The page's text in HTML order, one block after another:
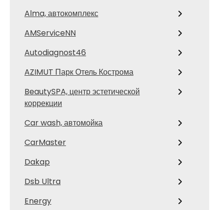
Alma, автокомплекс
AMServiceNN
Autodiagnost46
AZIMUT Парк Отель Кострома
BeautySPA, центр эстетической
коррекции
Car wash, автомойка
CarMaster
Dakap
Dsb Ultra
Energy